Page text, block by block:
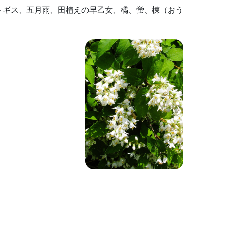
ス、五月雨、田植えの早乙女、橘、蛍、楝（おう